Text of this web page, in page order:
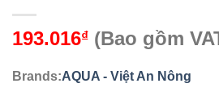
193.016₫ (Bao gồm
Brands:AQUA - Việt An Nông